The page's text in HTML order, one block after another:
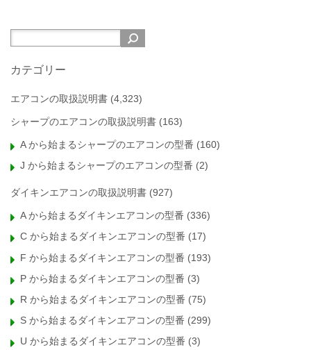
カテゴリー
エアコンの取扱説明書 (4,323)
シャープのエアコンの取扱説明書 (163)
A から始まるシャープのエアコンの型番 (160)
J から始まるシャープのエアコンの型番 (2)
ダイキンエアコンの取扱説明書 (927)
A から始まるダイキンエアコンの型番 (336)
C から始まるダイキンエアコンの型番 (17)
F から始まるダイキンエアコンの型番 (193)
P から始まるダイキンエアコンの型番 (3)
R から始まるダイキンエアコンの型番 (75)
S から始まるダイキンエアコンの型番 (299)
U から始まるダイキンエアコンの型番 (3)